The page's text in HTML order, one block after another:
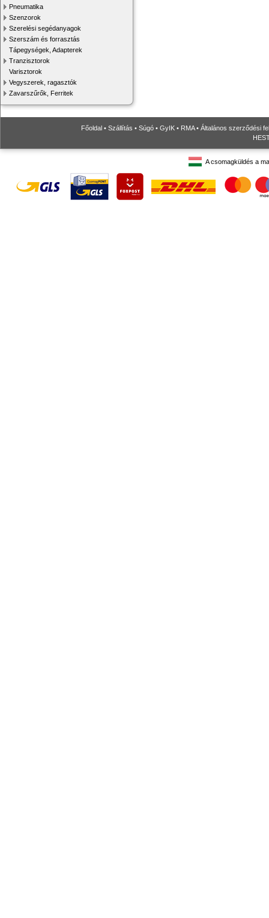
Pneumatika
Szenzorok
Szerelési segédanyagok
Szerszám és forrasztás
Tápegységek, Adapterek
Tranzisztorok
Varisztorok
Vegyszerek, ragasztók
Zavarszűrők, Ferritek
Főoldal • Szállítás • Súgó • GyIK • RMA• Általános szerződési
A csomagküldés a